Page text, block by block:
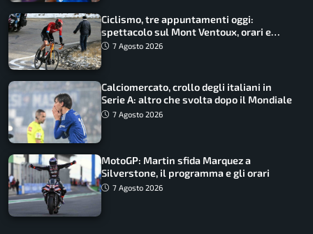
Ciclismo, tre appuntamenti oggi:
spettacolo sul Mont Ventoux, orari e
come vederli
7 Agosto 2026
Calciomercato, crollo degli italiani in
Serie A: altro che svolta dopo il Mondiale
7 Agosto 2026
MotoGP: Martin sfida Marquez a
Silverstone, il programma e gli orari
7 Agosto 2026